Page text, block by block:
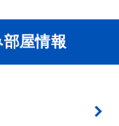
屋情報